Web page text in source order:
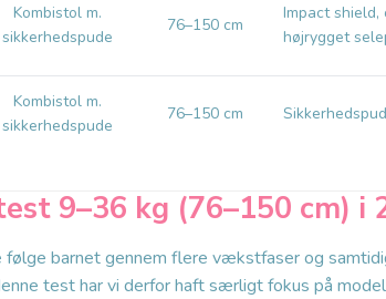
Kombistol m.
sikkerhedspude
76–150 cm
Impact
højrygget
Kombistol m.
sikkerhedspude
76–150 cm
9–36 kg (76–150 cm) i
følge barnet gennem flere vækstfaser og
test har vi derfor haft særligt fokus på